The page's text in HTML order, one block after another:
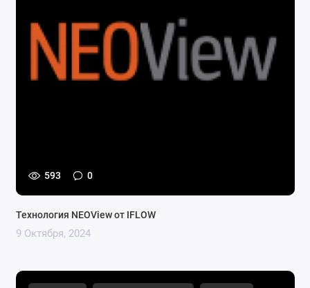
593 0
Технология NEOView от IFLOW
9 Октября, 2024